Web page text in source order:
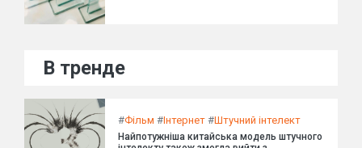
В тренде
#Фільм #Інтернет #Штучний інтелект
Найпотужніша китайська модель штучного